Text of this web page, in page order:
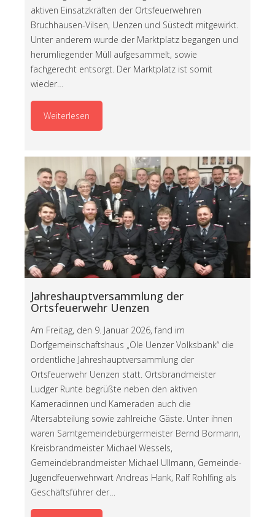
aktiven Einsatzkräften der Ortsfeuerwehren
Bruchhausen-Vilsen, Uenzen und Süstedt mitgewirkt.
Unter anderem wurde der Marktplatz begangen und
herumliegender Müll aufgesammelt, sowie
fachgerecht entsorgt. Der Marktplatz ist somit
wieder…
Weiterlesen
Jahreshauptversammlung der
Ortsfeuerwehr Uenzen
Am Freitag, den 9. Januar 2026, fand im
Dorfgemeinschaftshaus „Ole Uenzer Volksbank“ die
ordentliche Jahreshauptversammlung der
Ortsfeuerwehr Uenzen statt. Ortsbrandmeister
Ludger Runte begrüßte neben den aktiven
Kameradinnen und Kameraden auch die
Altersabteilung sowie zahlreiche Gäste. Unter ihnen
waren Samtgemeindebürgermeister Bernd Bormann,
Kreisbrandmeister Michael Wessels,
Gemeindebrandmeister Michael Ullmann, Gemeinde-
Jugendfeuerwehrwart Andreas Hank, Ralf Rohlfing als
Geschäftsführer der…